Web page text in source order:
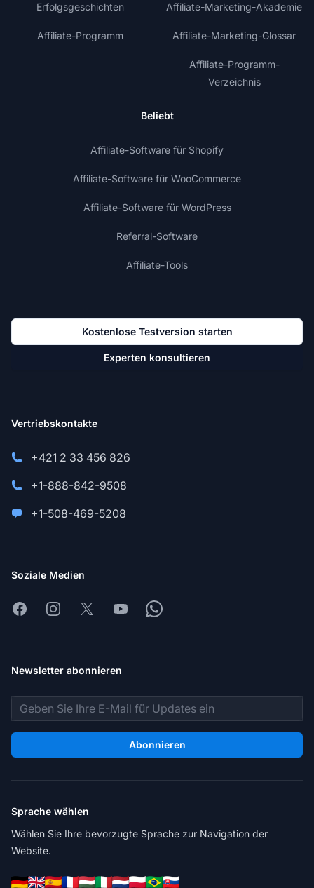
Erfolgsgeschichten
Affiliate-Programm
Affiliate-Marketing-Akademie
Affiliate-Marketing-Glossar
Affiliate-Programm-
Verzeichnis
Beliebt
Affiliate-Software für Shopify
Affiliate-Software für WooCommerce
Affiliate-Software für WordPress
Referral-Software
Affiliate-Tools
Kostenlose Testversion starten
Experten konsultieren
Vertriebskontakte
+421 2 33 456 826
+1-888-842-9508
+1-508-469-5208
Soziale Medien
FacebookInstagram
X YoutubeWhatsapp
Newsletter abonnieren
E-Mail-Adresse
Abonnieren
Sprache wählen
Wählen Sie Ihre bevorzugte Sprache zur Navigation der
Website.